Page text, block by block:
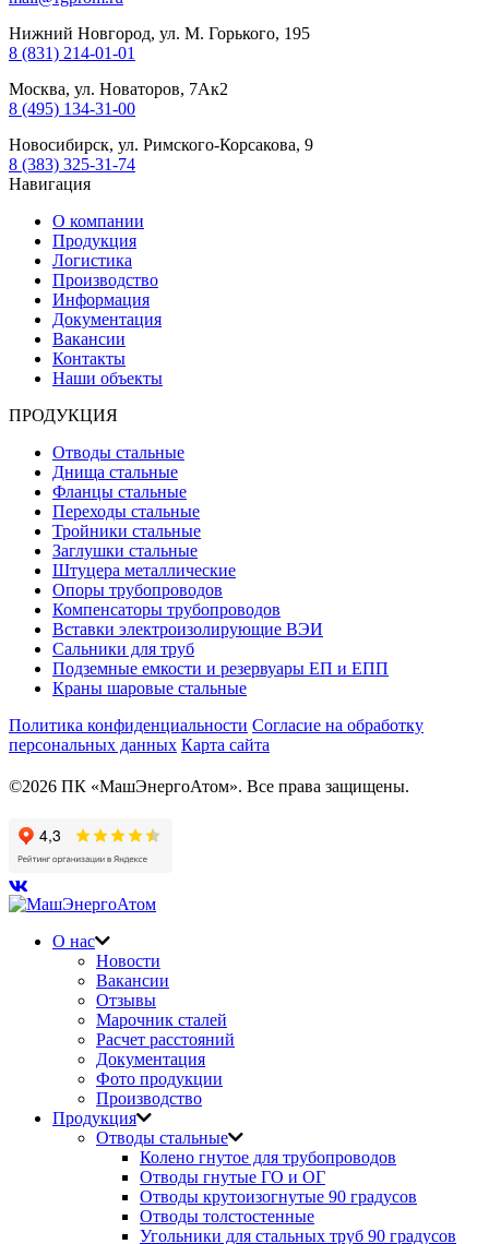
Нижний Новгород, ул. М. Горького, 195
8 (831) 214-01-01
Москва, ул. Новаторов, 7Ак2
8 (495) 134-31-00
Новосибирск, ул. Римского-Корсакова, 9
8 (383) 325-31-74
Навигация
О компании
Продукция
Логистика
Производство
Информация
Документация
Вакансии
Контакты
Наши объекты
ПРОДУКЦИЯ
Отводы стальные
Днища стальные
Фланцы стальные
Переходы стальные
Тройники стальные
Заглушки стальные
Штуцера металлические
Опоры трубопроводов
Компенсаторы трубопроводов
Вставки электроизолирующие ВЭИ
Сальники для труб
Подземные емкости и резервуары ЕП и ЕПП
Краны шаровые стальные
Политика конфиденциальности Согласие на обработку
персональных данных Карта сайта
©2026 ПК «МашЭнергоАтом». Все права защищены.
О нас
Новости
Вакансии
Отзывы
Марочник сталей
Расчет расстояний
Документация
Фото продукции
Производство
Продукция
Отводы стальные
Колено гнутое для трубопроводов
Отводы гнутые ГО и ОГ
Отводы крутоизогнутые 90 градусов
Отводы толстостенные
Угольники для стальных труб 90 градусов